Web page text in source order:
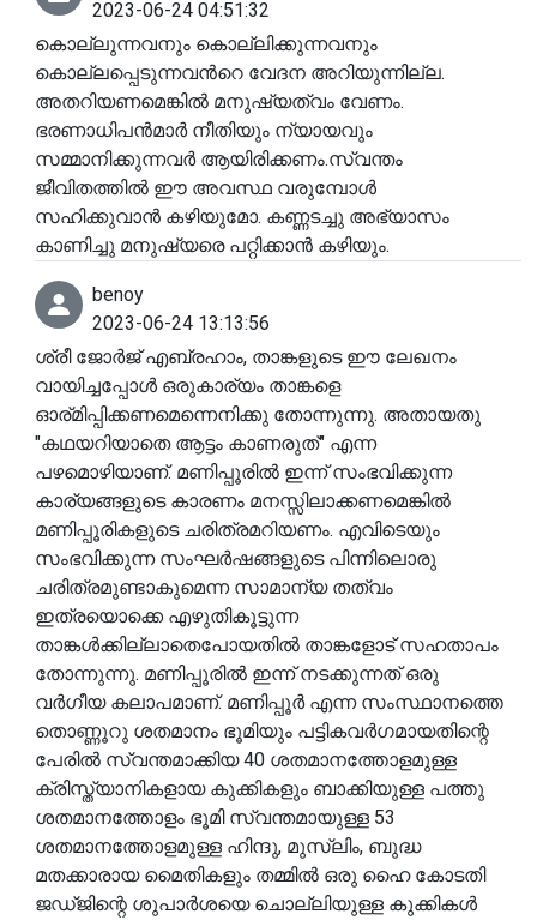
2023-06-24 04:51:32
കൊല്ലുന്നവനും കൊല്ലിക്കുന്നവനും
കൊല്ലപ്പെടുന്നവൻറെ വേദന അറിയുന്നില്ല.
അതറിയണമെങ്കിൽ മനുഷ്യത്വം വേണം.
ഭരണാധിപൻമാർ നീതിയും ന്യായവും
സമ്മാനിക്കുന്നവർ ആയിരിക്കണം.സ്വന്തം
ജീവിതത്തിൽ ഈ അവസ്ഥ വരുമ്പോൾ
സഹിക്കുവാൻ കഴിയുമോ. കണ്ണടച്ചു അഭ്യാസം
കാണിച്ചു മനുഷ്യരെ പറ്റിക്കാൻ കഴിയും.
benoy
2023-06-24 13:13:56
ശ്രീ ജോർജ് എബ്രഹാം, താങ്കളുടെ ഈ ലേഖനം
വായിച്ചപ്പോൾ ഒരുകാര്യം താങ്കളെ
ഓര്മിപ്പിക്കണമെന്നെനിക്കു തോന്നുന്നു. അതായതു
"കഥയറിയാതെ ആട്ടം കാണരുത്" എന്ന
പഴമൊഴിയാണ്. മണിപ്പൂരിൽ ഇന്ന് സംഭവിക്കുന്ന
കാര്യങ്ങളുടെ കാരണം മനസ്സിലാക്കണമെങ്കിൽ
മണിപ്പൂരികളുടെ ചരിത്രമറിയണം. എവിടെയും
സംഭവിക്കുന്ന സംഘർഷങ്ങളുടെ പിന്നിലൊരു
ചരിത്രമുണ്ടാകുമെന്ന സാമാന്യ തത്വം
ഇത്രയൊക്കെ എഴുതികൂട്ടുന്ന
താങ്കൾക്കില്ലാതെപോയതിൽ താങ്കളോട് സഹതാപം
തോന്നുന്നു. മണിപ്പൂരിൽ ഇന്ന് നടക്കുന്നത് ഒരു
വർഗീയ കലാപമാണ്. മണിപ്പൂർ എന്ന സംസ്ഥാനത്തെ
തൊണ്ണൂറു ശതമാനം ഭൂമിയും പട്ടികവർഗമായതിന്റെ
പേരിൽ സ്വന്തമാക്കിയ 40 ശതമാനത്തോളമുള്ള
ക്രിസ്ത്യാനികളായ കുക്കികളും ബാക്കിയുള്ള പത്തു
ശതമാനത്തോളം ഭൂമി സ്വന്തമായുള്ള 53
ശതമാനത്തോളമുള്ള ഹിന്ദു, മുസ്ലിം, ബുദ്ധ
മതക്കാരായ മൈതികളും തമ്മിൽ ഒരു ഹൈ കോടതി
ജഡ്ജിന്റെ ശുപാർശയെ ചൊല്ലിയുള്ള കുക്കികൾ